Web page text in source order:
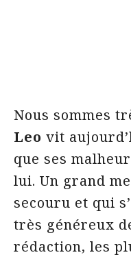
Nous sommes
Leo vit
que ses
lui. Un grand
secouru et qui
très généreux
rédaction, les